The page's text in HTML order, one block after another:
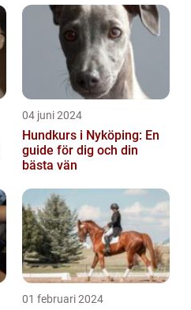
04 juni 2024
Hundkurs i Nyköping: En
guide för dig och din
bästa vän
01 februari 2024